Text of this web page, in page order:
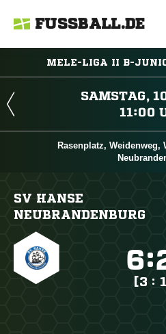
FUSSBALL.DE
MELE-LIGA II B-


Rasenplatz, Weidenweg,
SV HANSE
NEUBRANDENBURG
:
[3 :